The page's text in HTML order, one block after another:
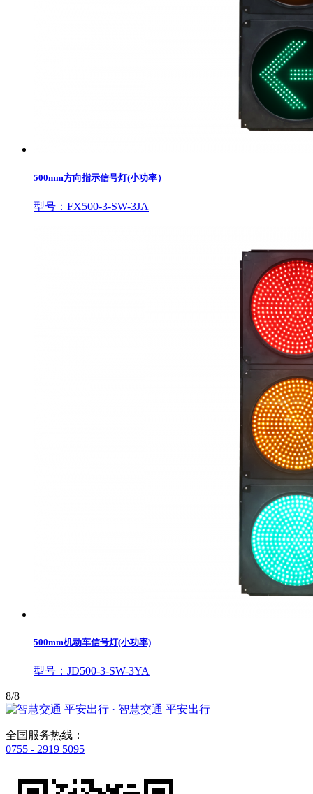
500mm方向指示信号灯(小功率）
型号：FX500-3-SW-3JA
500mm机动车信号灯(小功率)
型号：JD500-3-SW-3YA
8/8
· 智慧交通 平安出行
全国服务热线：
0755 - 2919 5095